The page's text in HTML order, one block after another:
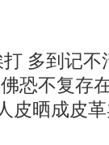
多到记不
恐不复存
皮晒成皮